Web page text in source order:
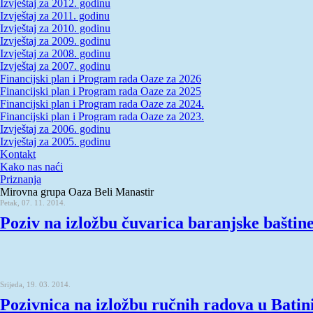
Izvještaj za 2012. godinu
Izvještaj za 2011. godinu
Izvještaj za 2010. godinu
Izvještaj za 2009. godinu
Izvještaj za 2008. godinu
Izvještaj za 2007. godinu
Financijski plan i Program rada Oaze za 2026
Financijski plan i Program rada Oaze za 2025
Financijski plan i Program rada Oaze za 2024.
Financijski plan i Program rada Oaze za 2023.
Izvještaj za 2006. godinu
Izvještaj za 2005. godinu
Kontakt
Kako nas naći
Priznanja
Mirovna grupa Oaza Beli Manastir
Petak, 07. 11. 2014.
Poziv na izložbu čuvarica baranjske
Srijeda, 19. 03. 2014.
Pozivnica na izložbu ručnih radova u